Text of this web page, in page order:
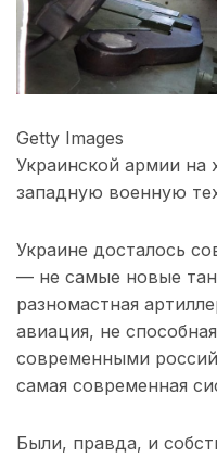
Getty Images
Украинской армии на
западную военную
Украине досталось
— не самые новые
разномастная
авиация, не
современными
самая современная
Были, правда, и